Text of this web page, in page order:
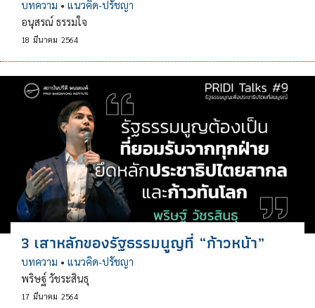
บทความ • แนวคิด-ปรัชญา
อนุสรณ์ ธรรมใจ
18 มีนาคม 2564
3 เสาหลักของรัฐธรรมนูญที่ “ก้าวหน้า”
บทความ • แนวคิด-ปรัชญา
พริษฐ์ วัชระสินธุ
17 มีนาคม 2564